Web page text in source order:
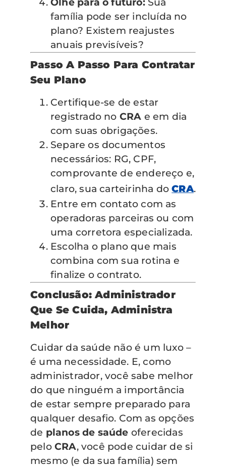
família pode ser incluída no
plano? Existem reajustes
anuais previsíveis?
Passo A Passo Para Contratar
Seu Plano
Certifique-se de estar
registrado no CRA e em dia
com suas obrigações.
Separe os documentos
necessários: RG, CPF,
comprovante de endereço e,
claro, sua carteirinha doCRA.
Entre em contato com as
operadoras parceiras ou com
uma corretora especializada.
Escolha o plano que mais
combina com sua rotina e
finalize o contrato.
Conclusão: Administrador
Que Se Cuida, Administra
Melhor
Cuidar da saúde não é um luxo –
é uma necessidade. E, como
administrador, você sabe melhor
do que ninguém a importância
de estar sempre preparado para
qualquer desafio. Com as opções
de planos de saúde oferecidas
pelo CRA, você pode cuidar de si
mesmo (e da sua família) sem